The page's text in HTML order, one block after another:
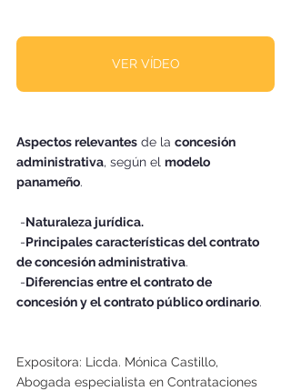
VER VÍDEO
Aspectos relevantes de la concesión
administrativa, según el modelo
panameño.
-Naturaleza jurídica.
-Principales características del contrato
de concesión administrativa.
-Diferencias entre el contrato de
concesión y el contrato público ordinario.
Expositora: Licda. Mónica Castillo,
Abogada especialista en Contrataciones